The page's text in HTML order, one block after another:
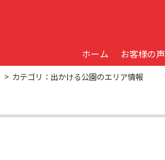
ホーム お客様の声
カテゴリ：出かける公園のエリア情報